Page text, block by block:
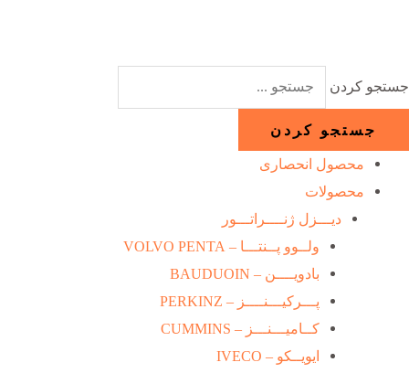
جستجو کردن
جستجو کردن
محصول انحصاری
محصولات
دیـــزل ژنــــراتـــور
ولــوو پــنتـــا – VOLVO PENTA
بادویــــن – BAUDUOIN
پـــرکیـــنــــز – PERKINZ
کــامیـــنـــز – CUMMINS
ایویــکو – IVECO